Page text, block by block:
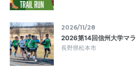
2026/11/28
2026第14回信州大学マ
長野県松本市